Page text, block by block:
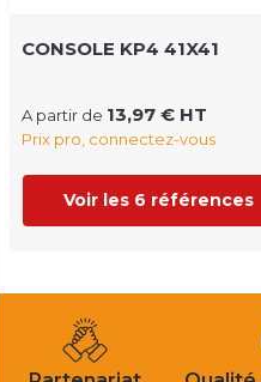
CONSOLE KP4 41X41
A partir de 13,97 € HT
Prix pro, connectez-vous
Voir les 6 références